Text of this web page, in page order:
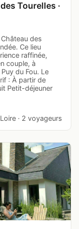
Tourelles ·
des
Ce lieu
raffinée,
couple, à
du Fou. Le
: À partir de
Petit-déjeuner
· 2 voyageurs